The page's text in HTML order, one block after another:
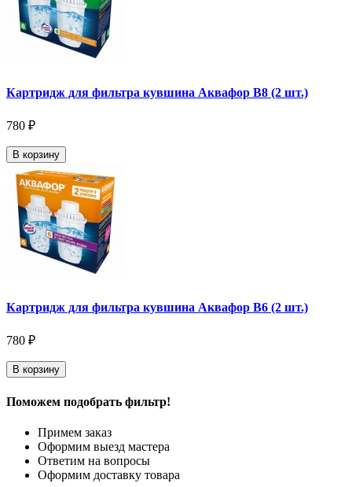
Картридж для фильтра кувшина Аквафор В8 (2 шт.)
780 ₽
В корзину
Картридж для фильтра кувшина Аквафор В6 (2 шт.)
780 ₽
В корзину
Поможем подобрать фильтр!
Примем заказ
Оформим выезд мастера
Ответим на вопросы
Оформим доставку товара